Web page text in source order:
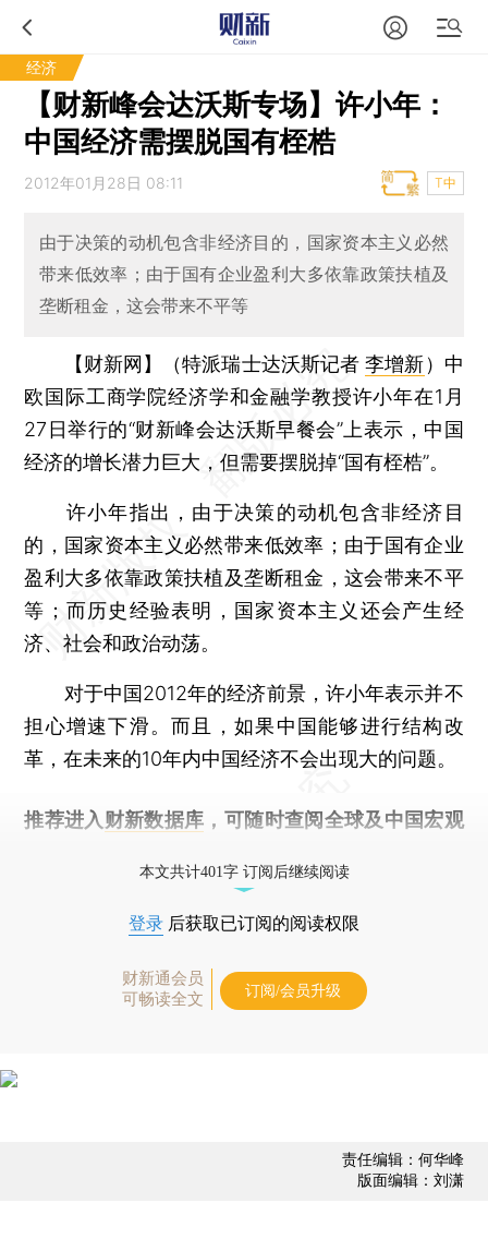
经济
【财新峰会达沃斯专场】许小年：
中国经济需摆脱国有桎梏
2012年01月28日 08:11 T中
由于决策的动机包含非经济目的，国家资本主义必然
带来低效率；由于国有企业盈利大多依靠政策扶植及
垄断租金，这会带来不平等
【财新网】（特派瑞士达沃斯记者李增新） 中
欧国际工商学院经济学和金融学教授许小年在1月
27日举行的“财新峰会达沃斯早餐会”上表示，中国
经济的增长潜力巨大，但需要摆脱掉“国有桎梏”。
许小年指出，由于决策的动机包含非经济目
的，国家资本主义必然带来低效率；由于国有企业
盈利大多依靠政策扶植及垄断租金，这会带来不平
等；而历史经验表明，国家资本主义还会产生经
济、社会和政治动荡。
对于中国2012年的经济前景，许小年表示并不
担心增速下滑。而且，如果中国能够进行结构改
革，在未来的10年内中国经济不会出现大的问题。
推荐进入 财新数据库 ，可随时查阅全球及中国宏观
本文共计401字 订阅后继续阅读
登录 后获取已订阅的阅读权限
财新通会员
可畅读全文
订阅/会员升级
责任编辑：何华峰
版面编辑：刘潇